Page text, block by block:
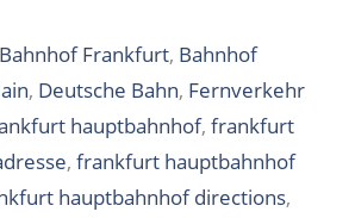
Frankfurt, Bahnhof
, Deutsche Bahn, Fernverkehr
hauptbahnhof, frankfurt
, frankfurt hauptbahnhof
hauptbahnhof directions,